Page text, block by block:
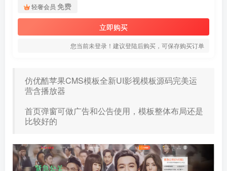
轻奢会员 免费
立即购买
您当前未登录！建议登陆后购买，可保存购买订单
仿优酷苹果CMS模板全新UI影视模板源码完美运
营含播放器
首页弹窗可做广告和公告使用，模板整体布局还是
比较好的